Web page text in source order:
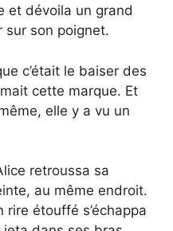
et dévoila un grand
son poignet.
c’était le baiser des
cette marque. Et
elle y a vu un
retroussa sa
au même endroit.
étouffé s’échappa